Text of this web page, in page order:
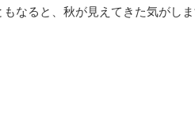
なると、秋が見えてきた気がしま